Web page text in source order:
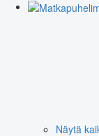
Näytä